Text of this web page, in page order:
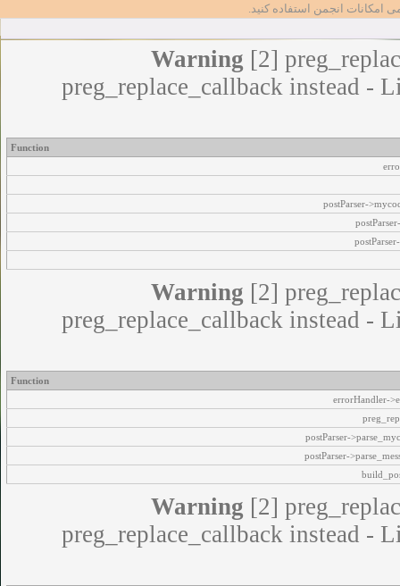
امکانات انجمن استفاده کنید.
Warning [2]
preg_replace_callback instead -
Function
postParser-
Warning [2]
preg_replace_callback instead -
Function
errorHandler-
postParser-
postParser-
Warning [2]
preg_replace_callback instead -